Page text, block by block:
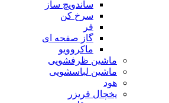
ساندویچ ساز
سرخ کن
فر
گاز صفحه ای
ماکروویو
ماشین ظرفشویی
ماشین لباسشویی
هود
یخچال فریزر